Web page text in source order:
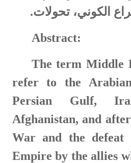
الكوني، تحولات.
Abstract:
The term Middle
refer to the
Persian Gulf,
Afghanistan, and
War and the defeat
Empire by the allies